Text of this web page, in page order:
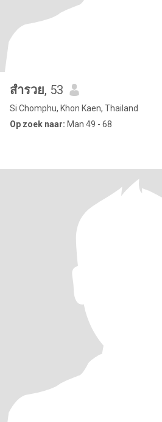
สํารวย, 53
Si Chomphu, Khon Kaen, Thailand
Op zoek naar: Man 49 - 68